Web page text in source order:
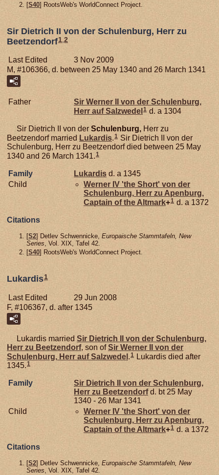
[S40] RootsWeb's WorldConnect Project.
Sir Dietrich II von der Schulenburg, Herr zu
Beetzendorf1,2
Last Edited
3 Nov 2009
M, #106366, d. between 25 May 1340 and 26 March 1341
Father Sir Werner II von der Schulenburg,
Herr auf Salzwedel 1 d. a 1304
Sir Dietrich II von der Schulenburg, Herr zu
Beetzendorf married Lukardis.1 Sir Dietrich II von der
Schulenburg, Herr zu Beetzendorf died between 25 May
1340 and 26 March 1341.1
Family Lukardis d. a 1345
Child
Werner IV 'the Short' von der
Schulenburg, Herr zu Apenburg,
Captain of the Altmark+1 d. a 1372
Citations
[S2] Detlev Schwennicke, Europaische Stammtafeln, New
Series , Vol. XIX, Tafel 42.
[S40] RootsWeb's WorldConnect Project.
Lukardis1
Last Edited
29 Jun 2008
F, #106367, d. after 1345
Lukardis married Sir Dietrich II von der Schulenburg,
Herr zu Beetzendorf, son ofSir Werner II von der
Schulenburg, Herr auf Salzwedel 1 Lukardis died after
1345.1
Family Sir Dietrich II von der Schulenburg,
Herr zu Beetzendorfd. bt 25 May
1340 - 26 Mar 1341
Child
Werner IV 'the Short' von der
Schulenburg, Herr zu Apenburg,
Captain of the Altmark+1 d. a 1372
Citations
[S2] Detlev Schwennicke, Europaische Stammtafeln, New
Series, Vol. XIX, Tafel 42.